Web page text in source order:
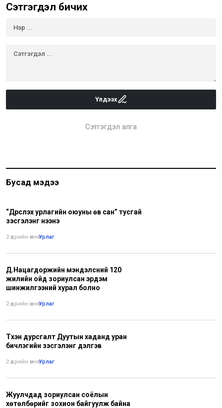
Сэтгэгдэл бичих
Үлдээх
Сэтгэгдэл алга
Бусад мэдээ
“Дүрслэх урлагийн оюуны өв сан” тусгай
үзэсгэлэнг нээнэ
2 өдрийн өмнө•Урлаг
Д.Нацагдоржийн мэндэлсний 120
жилийн ойд зориулсан эрдэм
шинжилгээний хурал болно
2 өдрийн өмнө•Урлаг
Түүхэн дурсгалт Дуутын хаданд уран
бичлэгийн үзэсгэлэнг дэлгэв
2 өдрийн өмнө•Урлаг
Жуулчдад зориулсан соёлын
хөтөлбөрийг зохион байгуулж байна